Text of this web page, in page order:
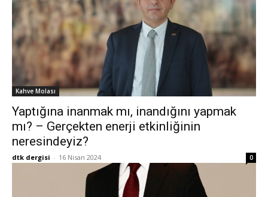
Kahve Molası
Yaptığına inanmak mı, inandığını yapmak
mı? – Gerçekten enerji etkinliğinin
neresindeyiz?
dtk dergisi - 16 Nisan 2024 0